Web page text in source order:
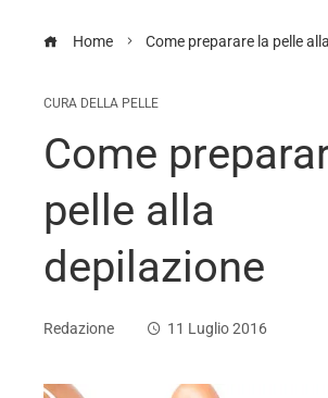
Home Come preparare la pelle
CURA DELLA PELLE
Come
pelle alla
depilazione
Redazione 11 Luglio 2016